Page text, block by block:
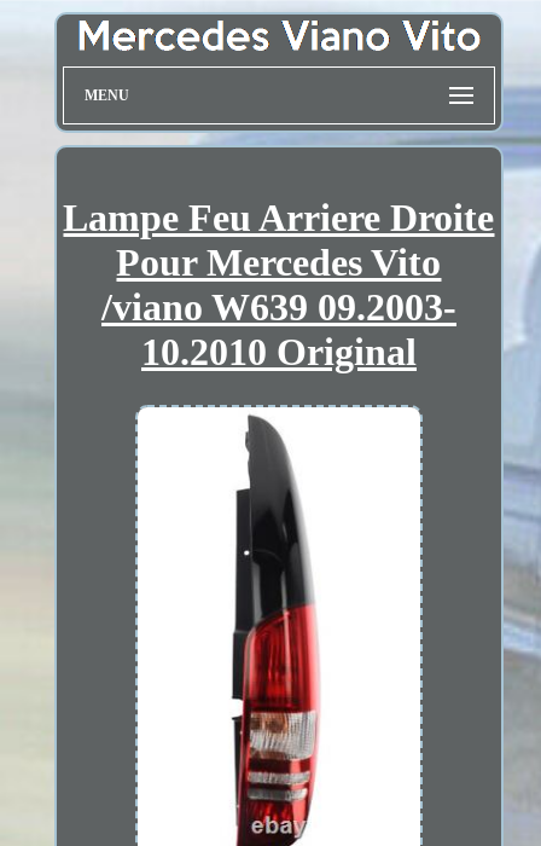
MENU
Lampe Feu Arriere Droite
Pour Mercedes Vito
/viano W639 09.2003-
10.2010 Original